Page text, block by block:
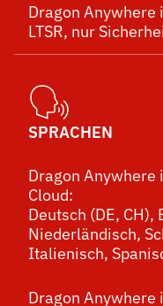
Dragon Anywhere
LTSR, nur
SPRACHEN
Dragon Anywhere
Cloud:
Deutsch (DE,
Niederländisch,
Italienisch,
Dragon Anywhere